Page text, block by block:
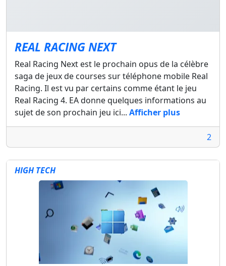
REAL RACING NEXT
Real Racing Next est le prochain opus de la célèbre
saga de jeux de courses sur téléphone mobile Real
Racing. Il est vu par certains comme étant le jeu
Real Racing 4. EA donne quelques informations au
sujet de son prochain jeu ici... Afficher plus
2
HIGH TECH